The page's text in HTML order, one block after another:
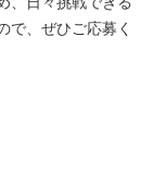
で、ぜひご応募く